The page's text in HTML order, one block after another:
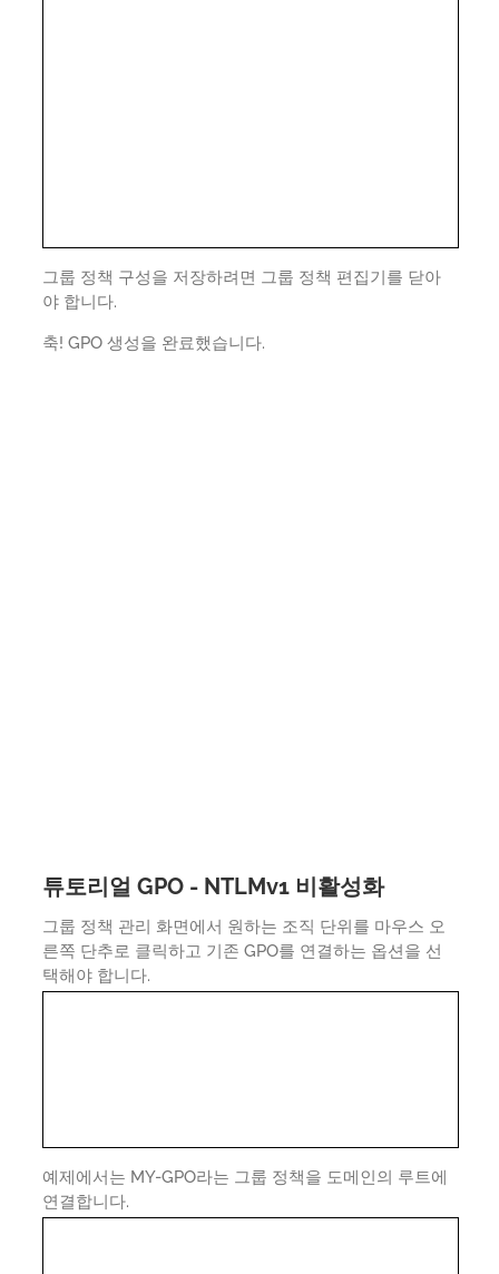
그룹 정책 구성을 저장하려면 그룹 정책 편집기를 닫아
야 합니다.
축! GPO 생성을 완료했습니다.
튜토리얼 GPO - NTLMv1 비활성화
그룹 정책 관리 화면에서 원하는 조직 단위를 마우스 오
른쪽 단추로 클릭하고 기존 GPO를 연결하는 옵션을 선
택해야 합니다.
예제에서는 MY-GPO라는 그룹 정책을 도메인의 루트에
연결합니다.